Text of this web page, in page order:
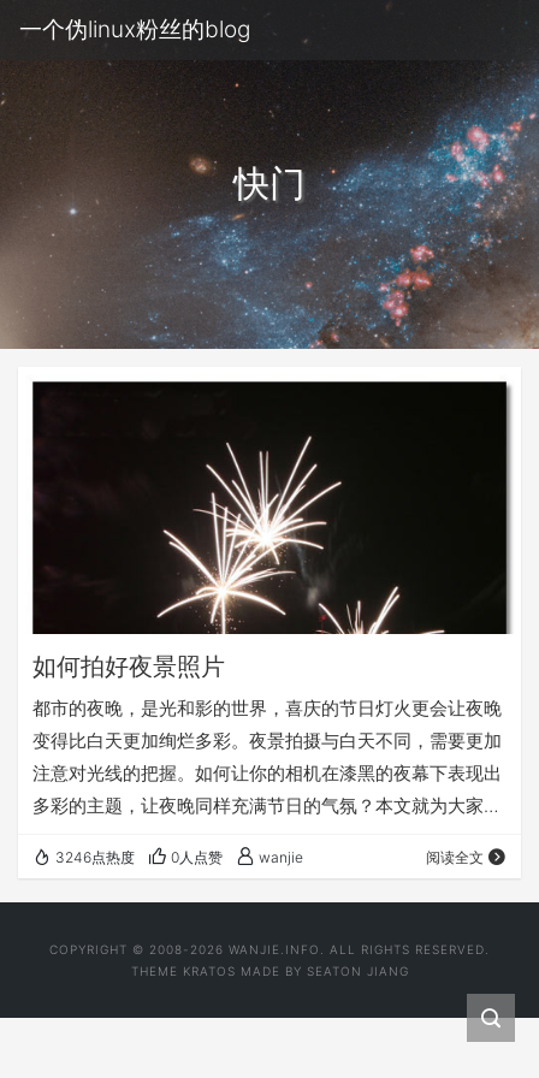
一个伪linux粉丝的blog
快门
如何拍好夜景照片
都市的夜晚，是光和影的世界，喜庆的节日灯火更会让夜晚
变得比白天更加绚烂多彩。夜景拍摄与白天不同，需要更加
注意对光线的把握。如何让你的相机在漆黑的夜幕下表现出
多彩的主题，让夜晚同样充满节日的气氛？本文就为大家详
3246点热度 0人点赞 wanjie 阅读全文
COPYRIGHT © 2008-2026 WANJIE.INFO. ALL RIGHTS RESERVED.
THEME KRATOS MADE BY SEATON JIANG